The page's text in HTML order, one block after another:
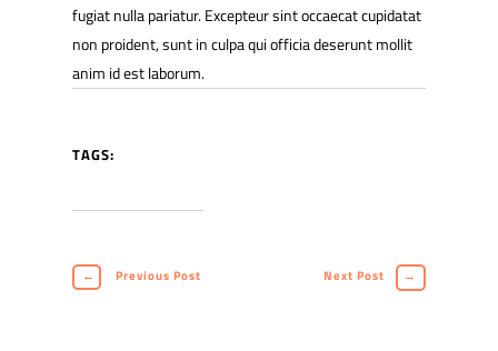
fugiat nulla pariatur. Excepteur sint occaecat cupidatat
non proident, sunt in culpa qui officia deserunt mollit
anim id est laborum.
TAGS:
← Previous Post Next Post →